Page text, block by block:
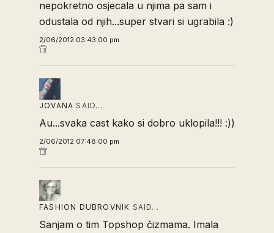
nepokretno osjecala u njima pa sam i
odustala od njih...super stvari si ugrabila :)
2/06/2012 03:43:00 pm
JOVANA SAID…
Au...svaka cast kako si dobro uklopila!!! :))
2/06/2012 07:48:00 pm
FASHION DUBROVNIK SAID…
Sanjam o tim Topshop čizmama. Imala